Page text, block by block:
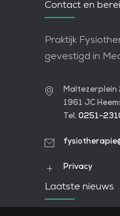
Contact en
Praktijk
gevestigd in
Maltezerplein
1961 JC
Tel. 0251-
Privacy
Laatste nieuws